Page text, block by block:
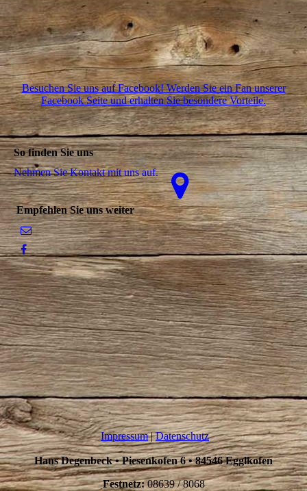
Besuchen Sie uns auf Facebook! Werden Sie ein Fan unserer
Facebook Seite und erhalten Sie besondere Vorteile.
So finden Sie uns
Nehmen Sie Kontakt mit uns auf.
Empfehlen Sie uns weiter
Impressum|Datenschutz
Hans Degenbeck • Piesenkofen 6 • 84546 Egglkofen
Festnetz:08639 / 8068